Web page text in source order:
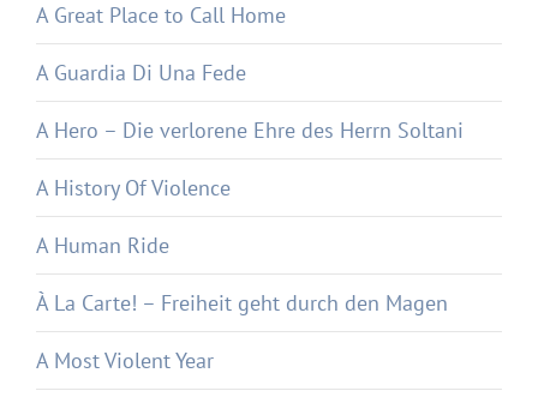
A Great Place to Call Home
A Guardia Di Una Fede
A Hero – Die verlorene Ehre des Herrn Soltani
A History Of Violence
A Human Ride
À La Carte! – Freiheit geht durch den Magen
A Most Violent Year